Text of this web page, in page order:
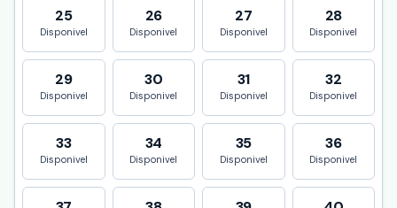
25
Disponivel
26
Disponivel
27
Disponivel
28
Disponivel
29
Disponivel
30
Disponivel
31
Disponivel
32
Disponivel
33
Disponivel
34
Disponivel
35
Disponivel
36
Disponivel